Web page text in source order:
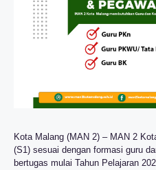
Kota Malang (MAN 2) – MAN 2
(S1) sesuai dengan formasi guru
bertugas mulai Tahun Pelajaran